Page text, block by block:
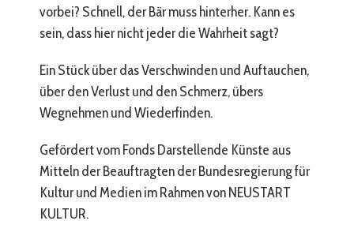
vorbei? Schnell, der Bär muss hinterher. Kann es
sein, dass hier nicht jeder die Wahrheit sagt?
Ein Stück über das Verschwinden und Auftauchen,
über den Verlust und den Schmerz, übers
Wegnehmen und Wiederfinden.
Gefördert vom Fonds Darstellende Künste aus
Mitteln der Beauftragten der Bundesregierung für
Kultur und Medien im Rahmen von NEUSTART
KULTUR.